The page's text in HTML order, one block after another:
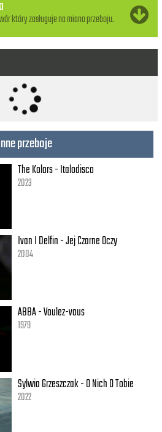
który zasługuje na miano przeboju.
przeboje
The Kolors - Italodisco
2023
Ivan I Delfin - Jej Czarne Oczy
2004
ABBA - Voulez-vous
1979
Sylwia Grzeszczak - O Nich O Tobie
2022